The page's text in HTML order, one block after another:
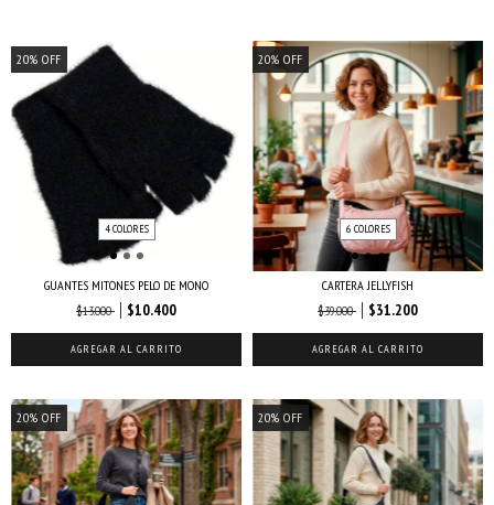
20% OFF
4 COLORES
GUANTES MITONES PELO DE MONO
$13.000
$10.400
AGREGAR AL CARRITO
20% OFF
6 COLORES
CARTERA JELLYFISH
$39.000
$31.200
AGREGAR AL CARRITO
20% OFF 20% OFF